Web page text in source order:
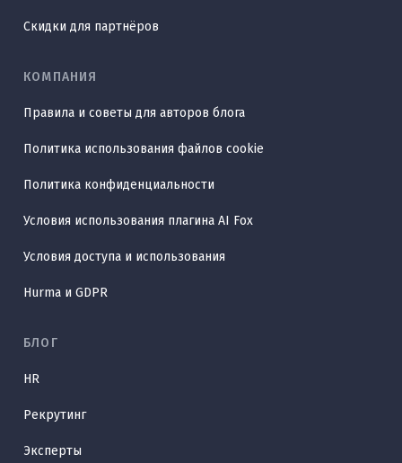
Скидки для партнёров
КОМПАНИЯ
Правила и советы для авторов блога
Политика использования файлов cookie
Политика конфиденциальности
Условия использования плагина AI Fox
Условия доступа и использования
Hurma и GDPR
БЛОГ
HR
Рекрутинг
Эксперты